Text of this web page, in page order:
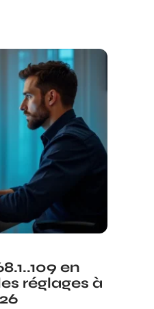
en
réglages à